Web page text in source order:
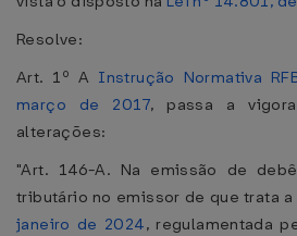
Resolve:
Art. 1º A Instrução Normativa
março de 2017, passa a
alterações:
"Art. 146-A. Na emissão de
tributário no emissor de que trata a
janeiro de 2024, regulamentada